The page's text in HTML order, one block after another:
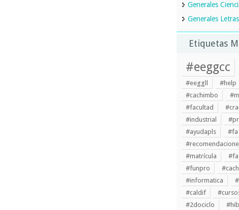
Generales
Generales Letras
Etiquetas
#eeggcc
#eeggll
#help
#cachimbo
#facultad
#industrial
#ayudapls
#matrícula
#funpro
#informatica
#
#caldif
#2dociclo